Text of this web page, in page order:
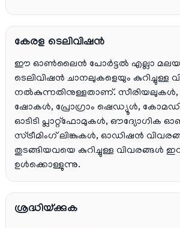
കേരള ടെലിവിഷൻ
ഈ ഓൺലൈൻ പോർട്ടൽ എല്ലാ
ടെലിവിഷൻ ചാനലുകളെയും കുറിച്ചുള്ള
നൽകുന്നതിനുള്ളതാണ്. സീരിയലുകൾ,
ഷോകൾ, പ്രോഗ്രാം ഷെഡ്യൂൾ,
ഓടിടി പ്ലാറ്റ്‌ഫോമുകൾ,
സ്ട്രീമിംഗ് ലിങ്കുകൾ, ഓഡിഷൻ
തുടങ്ങിയവയെ കുറിച്ചുള്ള വിവരങ്ങൾ
ഉൾക്കൊള്ളുന്നു.
ശ്രദ്ധിയ്ക്കുക